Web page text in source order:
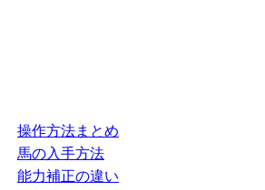
操作方法まとめ
馬の入手方法
能力補正の違い